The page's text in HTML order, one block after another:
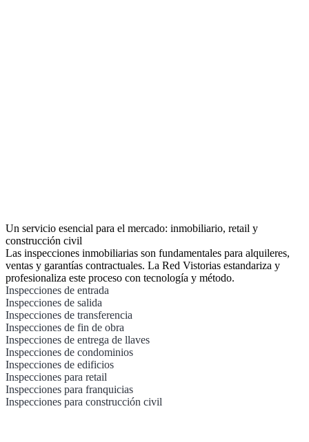
Un servicio esencial para el mercado: inmobiliario, retail y
construcción civil
Las inspecciones inmobiliarias son fundamentales para alquileres,
ventas y garantías contractuales. La Red Vistorias estandariza y
profesionaliza este proceso con tecnología y método.
Inspecciones de entrada
Inspecciones de salida
Inspecciones de transferencia
Inspecciones de fin de obra
Inspecciones de entrega de llaves
Inspecciones de condominios
Inspecciones de edificios
Inspecciones para retail
Inspecciones para franquicias
Inspecciones para construcción civil